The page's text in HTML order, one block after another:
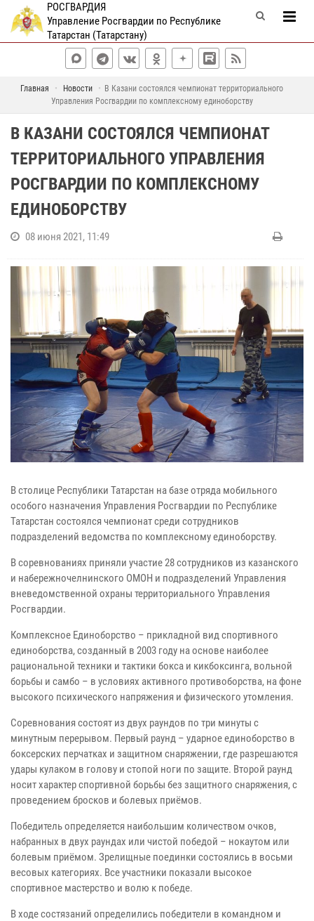
РОСГВАРДИЯ
Управление Росгвардии по Республике
Татарстан (Татарстану)
Главная Новости
В Казани состоялся чемпионат территориального
Управления Росгвардии по комплексному единоборству
В КАЗАНИ СОСТОЯЛСЯ ЧЕМПИОНАТ
ТЕРРИТОРИАЛЬНОГО УПРАВЛЕНИЯ
РОСГВАРДИИ ПО КОМПЛЕКСНОМУ
ЕДИНОБОРСТВУ
08 июня 2021, 11:49
В столице Республики Татарстан на базе отряда мобильного
особого назначения Управления Росгвардии по Республике
Татарстан состоялся чемпионат среди сотрудников
подразделений ведомства по комплексному единоборству.
В соревнованиях приняли участие 28 сотрудников из казанского
и набережночелнинского ОМОН и подразделений Управления
вневедомственной охраны территориального Управления
Росгвардии.
Комплексное Единоборство – прикладной вид спортивного
единоборства, созданный в 2003 году на основе наиболее
рациональной техники и тактики бокса и кикбоксинга, вольной
борьбы и самбо – в условиях активного противоборства, на фоне
высокого психического напряжения и физического утомления.
Соревнования состоят из двух раундов по три минуты с
минутным перерывом. Первый раунд – ударное единоборство в
боксерских перчатках и защитном снаряжении, где разрешаются
удары кулаком в голову и стопой ноги по защите. Второй раунд
носит характер спортивной борьбы без защитного снаряжения, с
проведением бросков и болевых приёмов.
Победитель определяется наибольшим количеством очков,
набранных в двух раундах или чистой победой – нокаутом или
болевым приёмом. Зрелищные поединки состоялись в восьми
весовых категориях. Все участники показали высокое
спортивное мастерство и волю к победе.
В ходе состязаний определились победители в командном и